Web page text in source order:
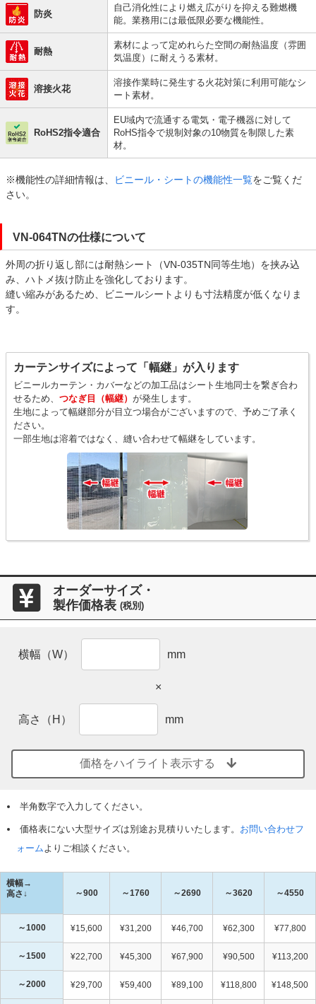
防炎
自己消化性により燃え広がりを抑える難燃機
能。業務用には最低限必要な機能性。
耐熱
素材によって定めれらた空間の耐熱温度（雰囲
気温度）に耐えうる素材。
溶接火花
溶接作業時に発生する火花対策に利用可能なシ
ート素材。
RoHS2指令適合
EU域内で流通する電気・電子機器に対して
RoHS指令で規制対象の10物質を制限した素
材。
※機能性の詳細情報は、 ビニール・シートの機能性一覧をご覧くだ
さい。
VN-064TNの仕様について
外周の折り返し部には耐熱シート（VN-035TN同等生地）を挟み込
み、ハトメ抜け防止を強化しております。
縫い縮みがあるため、ビニールシートよりも寸法精度が低くなりま
す。
カーテンサイズによって「幅継」が入ります
ビニールカーテン・カバーなどの加工品はシート生地同士を繋ぎ合わ
せるため、 つなぎ目（幅継） が発生します。
生地によって幅継部分が目立つ場合がございますので、予めご了承く
ださい。
一部生地は溶着ではなく、縫い合わせて幅継をしています。
オーダーサイズ・
製作価格表 (税別)
横幅（W） mm
×
高さ（H） mm
価格をハイライト表示する
半角数字で入力してください。
価格表にない大型サイズは別途お見積りいたします。 お問い合わせフ
ォーム よりご相談ください。
横幅→
高さ↓
～900 ～1760 ～2690 ～3620 ～4550
～1000 ¥15,600 ¥31,200 ¥46,700 ¥62,300 ¥77,800
～1500 ¥22,700 ¥45,300 ¥67,900 ¥90,500 ¥113,200
～2000 ¥29,700 ¥59,400 ¥89,100 ¥118,800 ¥148,500